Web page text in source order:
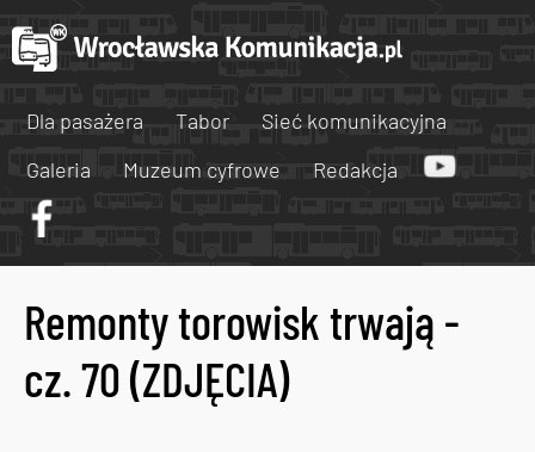
Dla pasażera Tabor
Sieć komunikacyjna
Galeria
Muzeum cyfrowe Redakcja
Remonty torowisk trwają -
cz. 70 (ZDJĘCIA)